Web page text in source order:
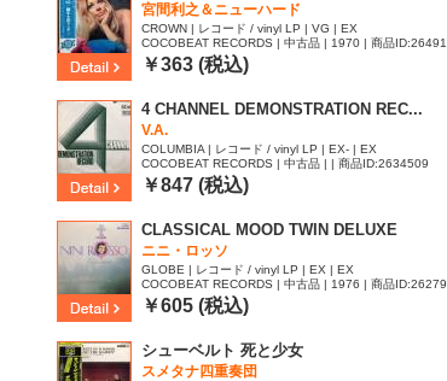
宮間利之＆ニューハード
CROWN | レコード / vinyl LP | VG | EX
COCOBEAT RECORDS | 中古品 | 1970 | 商品ID:26491
98
￥363 (税込)
4 CHANNEL DEMONSTRATION REC...
V.A.
COLUMBIA | レコード / vinyl LP | EX- | EX
COCOBEAT RECORDS | 中古品 | | 商品ID:2634509
￥847 (税込)
CLASSICAL MOOD TWIN DELUXE
ニニ・ロッソ
GLOBE | レコード / vinyl LP | EX | EX
COCOBEAT RECORDS | 中古品 | 1976 | 商品ID:26279
80
￥605 (税込)
シューベルト 死と少女
スメタナ四重奏団